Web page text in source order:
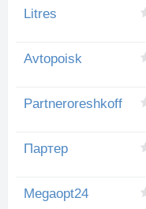
Litres
Avtopoisk
Partneroreshkoff
Партер
Megaopt24